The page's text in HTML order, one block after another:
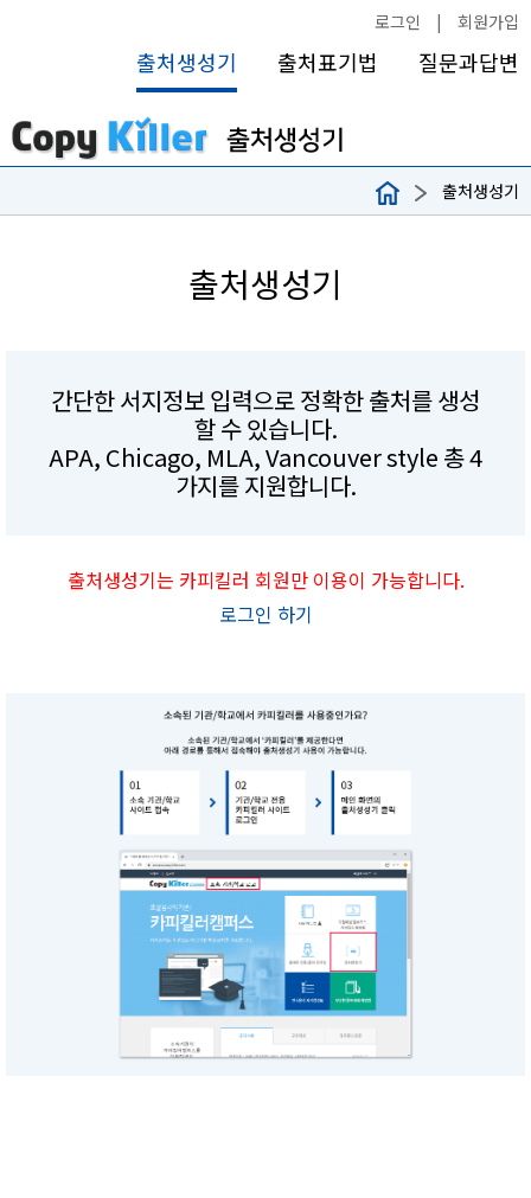
로그인 | 회원가입
출처생성기 출처표기법 질문과답변
출처생성기
출처생성기
간단한 서지정보 입력으로 정확한 출처를 생성
할 수 있습니다.
APA, Chicago, MLA, Vancouver style 총 4
가지를 지원합니다.
출처생성기는 카피킬러 회원만 이용이 가능합니다.
로그인 하기